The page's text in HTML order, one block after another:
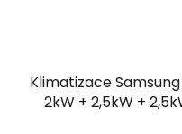
Klimatizace
2kW + 2,5kW +